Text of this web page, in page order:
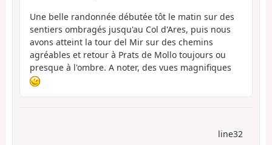
Une belle randonnée débutée tôt le matin sur des
sentiers ombragés jusqu'au Col d'Ares, puis nous
avons atteint la tour del Mir sur des chemins
agréables et retour à Prats de Mollo toujours ou
presque à l'ombre. A noter, des vues magnifiques
line32